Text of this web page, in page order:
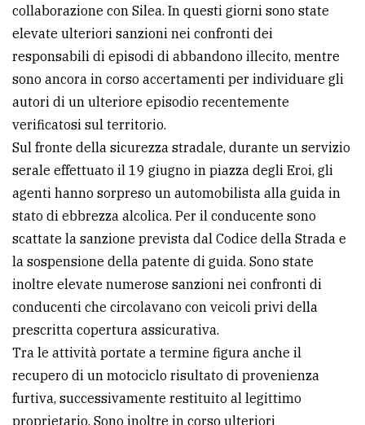
collaborazione con Silea. In questi giorni sono state
elevate ulteriori sanzioni nei confronti dei
responsabili di episodi di abbandono illecito, mentre
sono ancora in corso accertamenti per individuare gli
autori di un ulteriore episodio recentemente
verificatosi sul territorio.
Sul fronte della sicurezza stradale, durante un servizio
serale effettuato il 19 giugno in piazza degli Eroi, gli
agenti hanno sorpreso un automobilista alla guida in
stato di ebbrezza alcolica. Per il conducente sono
scattate la sanzione prevista dal Codice della Strada e
la sospensione della patente di guida. Sono state
inoltre elevate numerose sanzioni nei confronti di
conducenti che circolavano con veicoli privi della
prescritta copertura assicurativa.
Tra le attività portate a termine figura anche il
recupero di un motociclo risultato di provenienza
furtiva, successivamente restituito al legittimo
proprietario. Sono inoltre in corso ulteriori